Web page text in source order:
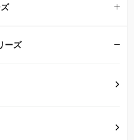
ーズ